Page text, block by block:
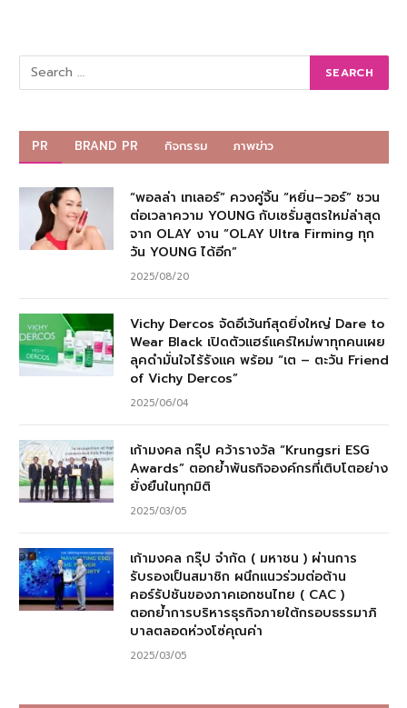
PR BRAND PR กิจกรรม ภาพข่าว
“พอลล่า เทเลอร์” ควงคู่จิ้น “หยิ่น–วอร์” ชวน
ต่อเวลาความ YOUNG กับเซรั่มสูตรใหม่ล่าสุด
จาก OLAY งาน “OLAY Ultra Firming ทุก
วัน YOUNG ได้อีก”
2025/08/20
Vichy Dercos จัดอีเว้นท์สุดยิ่งใหญ่ Dare to
Wear Black เปิดตัวแฮร์แคร์ใหม่พาทุกคนเผย
ลุคดำมั่นใจไร้รังแค พร้อม “เต – ตะวัน Friend
of Vichy Dercos”
2025/06/04
เก้ามงคล กรุ๊ป คว้ารางวัล “Krungsri ESG
Awards” ตอกย้ำพันธกิจองค์กรที่เติบโตอย่าง
ยั่งยืนในทุกมิติ
2025/03/05
เก้ามงคล กรุ๊ป จำกัด ( มหาชน ) ผ่านการ
รับรองเป็นสมาชิก ผนึกแนวร่วมต่อต้าน
คอร์รัปชันของภาคเอกชนไทย ( CAC )
ตอกย้ำการบริหารธุรกิจภายใต้กรอบธรรมาภิ
บาลตลอดห่วงโซ่คุณค่า
2025/03/05